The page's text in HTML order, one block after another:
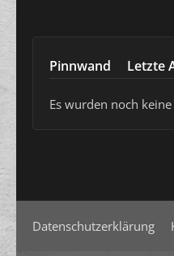
Pinnwand Letzte
Es wurden noch
Datenschutzerklärung